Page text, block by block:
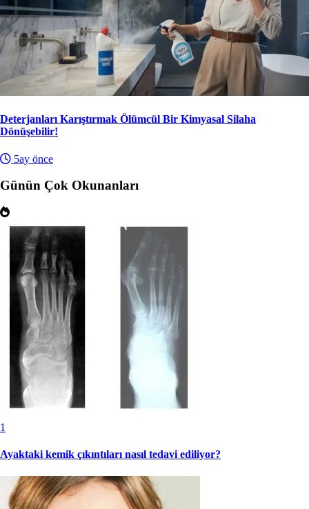
Deterjanları Karıştırmak Ölümcül Bir Kimyasal Silaha
Dönüşebilir!
5ay önce
Günün Çok Okunanları
1
Ayaktaki kemik çıkıntıları nasıl tedavi ediliyor?